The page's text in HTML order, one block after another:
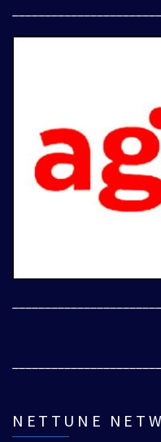
NETTUNE